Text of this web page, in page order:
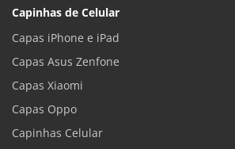
Capinhas de Celular
Capas iPhone e iPad
Capas Asus Zenfone
Capas Xiaomi
Capas Oppo
Capinhas Celular